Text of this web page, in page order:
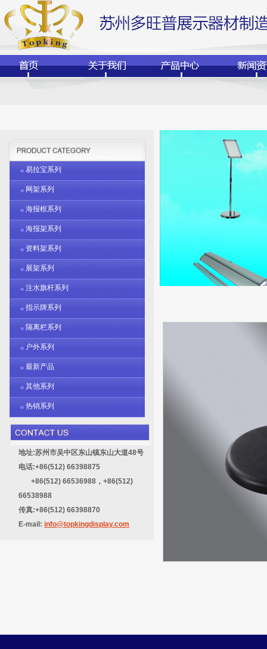
易拉宝系列
网架系列
海报框系列
海报架系列
资料架系列
展架系列
注水旗杆系列
指示牌系列
隔离栏系列
户外系列
最新产品
其他系列
热销系列
地址:苏州市吴中区东山镇东山大道48号
电话:+86(512) 66398875
+86(512) 66536988，+86(512)
66538988
传真:+86(512) 66398870
E-mail: info@topkingdisplay.com